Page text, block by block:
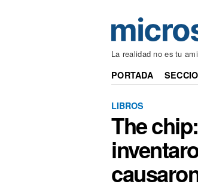
La realidad no es tu
PORTADA
LIBROS
The